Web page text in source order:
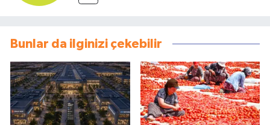
Bunlar da ilginizi çekebilir